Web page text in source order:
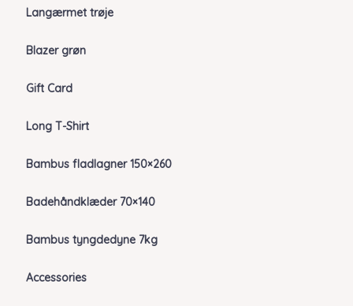
Langærmet trøje
Blazer grøn
Gift Card
Long T-Shirt
Bambus fladlagner 150×260
Badehåndklæder 70×140
Bambus tyngdedyne 7kg
Accessories